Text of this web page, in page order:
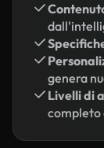
genera
Livelli di
completo